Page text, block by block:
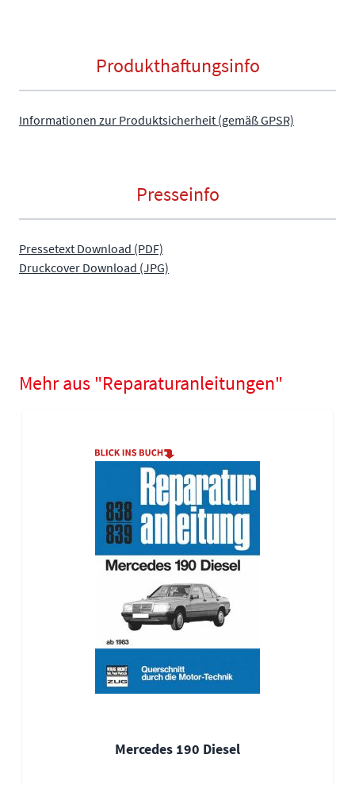
Produkthaftungsinfo
Informationen zur Produktsicherheit (gemäß GPSR)
Presseinfo
Pressetext Download (PDF)
Druckcover Download (JPG)
Mehr aus "Reparaturanleitungen"
Mercedes 190 Diesel